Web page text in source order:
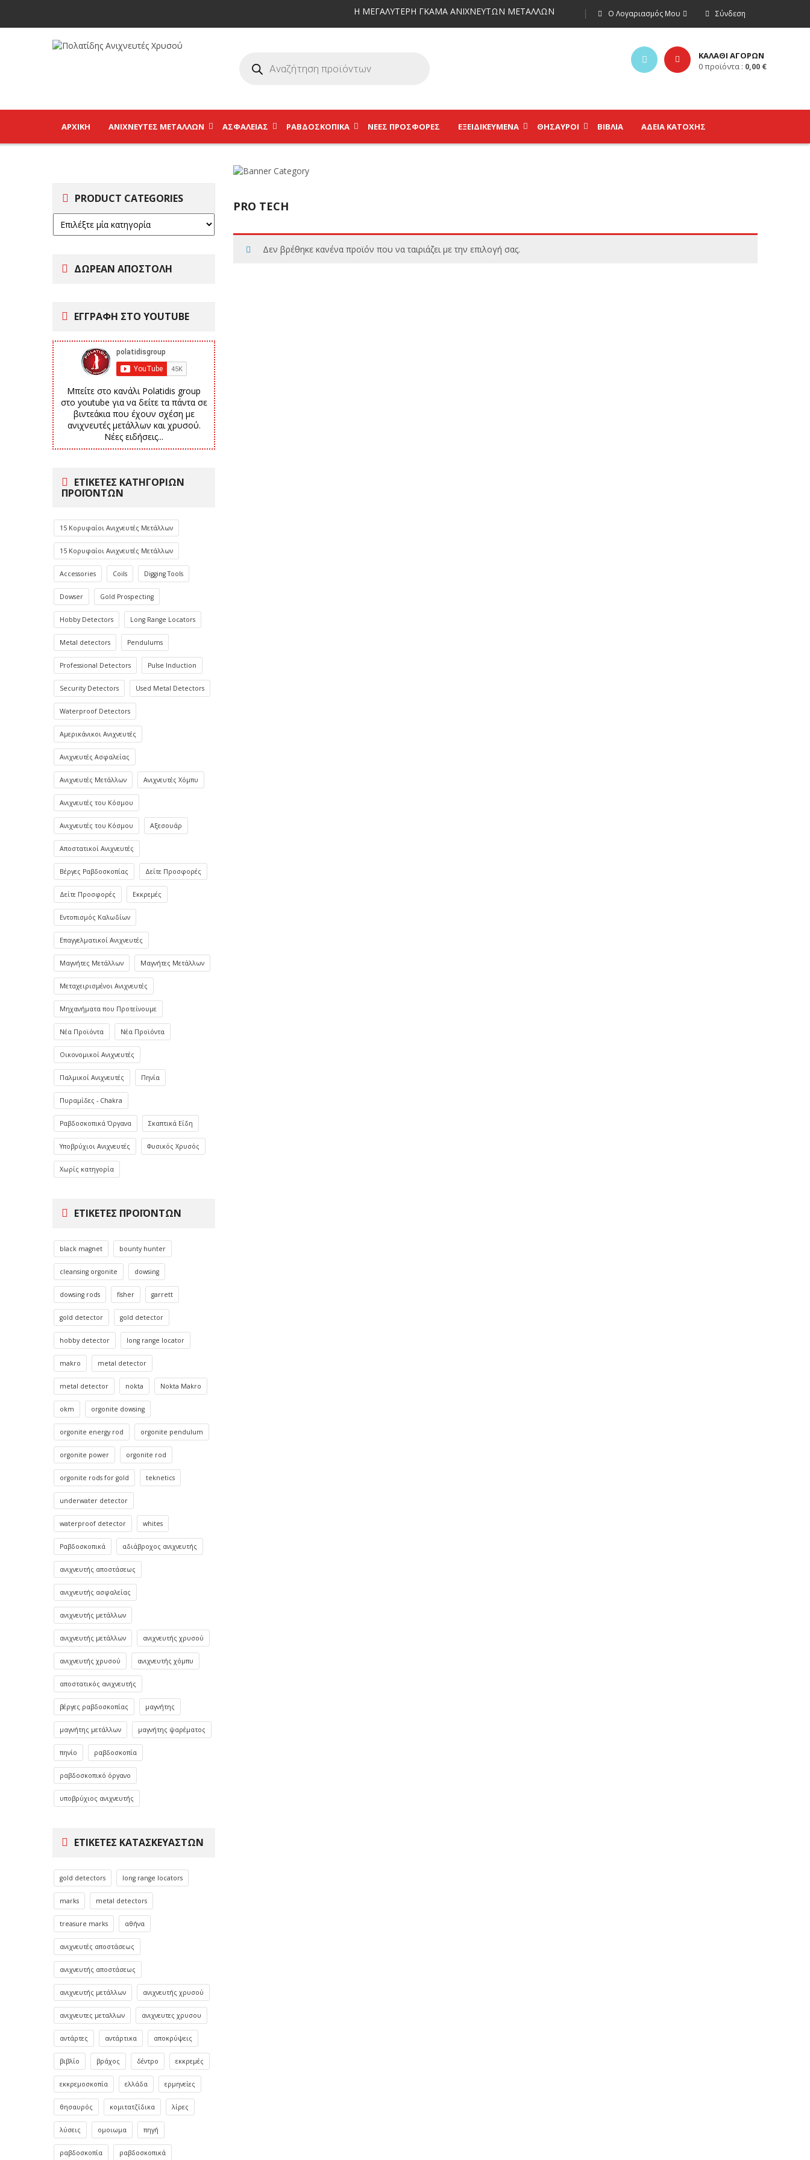
Σύνδεση
Ο Λογαριασμός Μου
Η ΜΕΓΑΛΥΤΕΡΗ ΓΚΑΜΑ ΑΝΙΧΝΕΥΤΩΝ ΜΕΤΑΛΛΩΝ
ΚΑΛΑΘΙ ΑΓΟΡΩΝ
0προϊόντα : 0,00 €
ΑΡΧΙΚΉ ΑΝΙΧΝΕΥΤΈΣ ΜΕΤΆΛΛΩΝ ΑΣΦΑΛΕΊΑΣ ΡΑΒΔΟΣΚΟΠΙΚΆ ΝΕΕΣ ΠΡΟΣΦΟΡΕΣ ΕΞΕΙΔΙΚΕΥΜΈΝΑ ΘΗΣΑΥΡΟΊ ΒΙΒΛΊΑ ΑΔΕΙΑ ΚΑΤΟΧΗΣ
PRODUCT CATEGORIES
ΔΩΡΕΑΝ ΑΠΟΣΤΟΛΗ
ΕΓΓΡΑΦΗ ΣΤΟ YOUTUBE
Μπείτε στο κανάλι Polatidis group
στο youtube για να δείτε τα πάντα σε
βιντεάκια που έχουν σχέση με
ανιχνευτές μετάλλων και χρυσού.
Νέες ειδήσεις...
ΕΤΙΚΈΤΕΣ ΚΑΤΗΓΟΡΙΏΝ
ΠΡΟΪΌΝΤΩΝ
15 Κορυφαίοι Ανιχνευτές Μετάλλων
15 Κορυφαίοι Ανιχνευτές Μετάλλων
Accessories Coils Digging Tools
Dowser Gold Prospecting
Hobby Detectors Long Range Locators
Metal detectors Pendulums
Professional Detectors Pulse Induction
Security Detectors Used Metal Detectors
Waterproof Detectors
Αμερικάνικοι Ανιχνευτές
Ανιχνευτές Ασφαλείας
Ανιχνευτές Μετάλλων Ανιχνευτές Χόμπυ
Ανιχνευτές του Κόσμου
Ανιχνευτές του Κόσμου Αξεσουάρ
Αποστατικοί Ανιχνευτές
Βέργες Ραβδοσκοπίας Δείτε Προσφορές
Δείτε Προσφορές Εκκρεμές
Εντοπισμός Καλωδίων
Επαγγελματικοί Ανιχνευτές
Μαγνήτες Μετάλλων Μαγνήτες Μετάλλων
Μεταχειρισμένοι Ανιχνευτές
Μηχανήματα που Προτείνουμε
Νέα Προϊόντα Νέα Προϊόντα
Οικονομικοί Ανιχνευτές
Παλμικοί Ανιχνευτές Πηνία
Πυραμίδες - Chakra
Ραβδοσκοπικά Όργανα Σκαπτικά Είδη
Υποβρύχιοι Ανιχνευτές Φυσικός Χρυσός
Χωρίς κατηγορία
ΕΤΙΚΈΤΕΣ ΠΡΟΪΌΝΤΩΝ
black magnet bounty hunter
cleansing orgonite dowsing
dowsing rods fisher garrett
gold detector gold detector
hobby detector long range locator
makro metal detector
metal detector nokta Nokta Makro
okm orgonite dowsing
orgonite energy rod orgonite pendulum
orgonite power orgonite rod
orgonite rods for gold teknetics
underwater detector
waterproof detector whites
Ραβδοσκοπικά αδιάβροχος ανιχνευτής
ανιχνευτής αποστάσεως
ανιχνευτής ασφαλείας
ανιχνευτής μετάλλων
ανιχνευτής μετάλλων ανιχνευτής χρυσού
ανιχνευτής χρυσού ανιχνευτής χόμπυ
αποστατικός ανιχνευτής
βέργες ραβδοσκοπίας μαγνήτης
μαγνήτης μετάλλων μαγνήτης ψαρέματος
πηνίο ραβδοσκοπία
ραβδοσκοπικό όργανο
υποβρύχιος ανιχνευτής
ΕΤΙΚΈΤΕΣ ΚΑΤΑΣΚΕΥΑΣΤΏΝ
gold detectors long range locators
marks metal detectors
treasure marks αθήνα
ανιχνευτές αποστάσεως
ανιχνευτής αποστάσεως
ανιχνευτής μετάλλων ανιχνευτής χρυσού
ανιχνευτες μεταλλων ανιχνευτες χρυσου
αντάρτες αντάρτικα αποκρύψεις
βιβλίο βράχος δέντρο εκκρεμές
εκκρεμοσκοπία ελλάδα ερμηνείες
θησαυρός κομιτατζίδικα λίρες
λύσεις ομοιωμα πηγή
ραβδοσκοπία ραβδοσκοπικά
PRO TECH
Δεν βρέθηκε κανένα προϊόν που να ταιριάζει με την επιλογή σας.